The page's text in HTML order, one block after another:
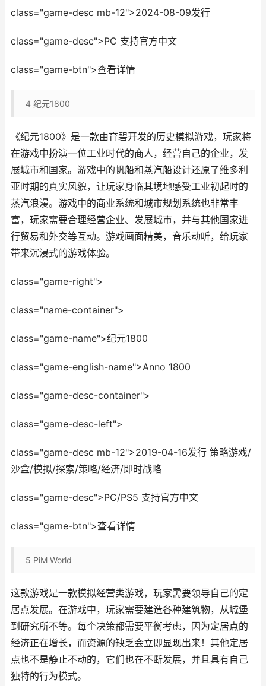
class="game-desc mb-12">2024-08-09发行
class="game-desc">PC 支持官方中文
class="game-btn">查看详情
4 纪元1800
《纪元1800》是一款由育碧开发的历史模拟游戏，玩家将
在游戏中扮演一位工业时代的商人，经营自己的企业，发
展城市和国家。游戏中的帆船和蒸汽船设计还原了维多利
亚时期的真实风貌，让玩家身临其境地感受工业初起时的
蒸汽浪漫。游戏中的商业系统和城市规划系统也非常丰
富，玩家需要合理经营企业、发展城市，并与其他国家进
行贸易和外交等互动。游戏画面精美，音乐动听，给玩家
带来沉浸式的游戏体验。
class="game-right">
class="name-container">
class="game-name">纪元1800
class="game-english-name">Anno 1800
class="game-desc-container">
class="game-desc-left">
class="game-desc mb-12">2019-04-16发行 策略游戏/
沙盒/模拟/探索/策略/经济/即时战略
class="game-desc">PC/PS5 支持官方中文
class="game-btn">查看详情
5 PiM World
这款游戏是一款模拟经营类游戏，玩家需要领导自己的定
居点发展。在游戏中，玩家需要建造各种建筑物，从城堡
到研究所不等。每个决策都需要平衡考虑，因为定居点的
经济正在增长，而资源的缺乏会立即显现出来！其他定居
点也不是静止不动的，它们也在不断发展，并且具有自己
独特的行为模式。